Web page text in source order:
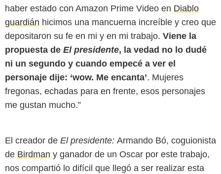
haber estado con Amazon Prime Video en Diablo
guardián hicimos una mancuerna increíble y creo que
depositaron su fe en mi y en mi trabajo. Viene la
propuesta de El presidente, la vedad no lo dudé
ni un segundo y cuando empecé a ver el
personaje dije: ‘wow. Me encanta’. Mujeres
fregonas, echadas para en frente, esos personajes
me gustan mucho.”
El creador de El presidente: Armando Bó, coguionista
de Birdman y ganador de un Oscar por este trabajo,
nos compartió lo difícil que llegó a ser realizar esta